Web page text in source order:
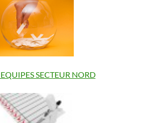
EQUIPES SECTEUR NORD